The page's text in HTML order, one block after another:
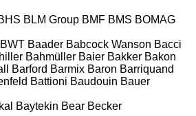
BLM Group BMF BMS BOMAG
BWT Baader Babcock Wanson Bacci
Bahmüller Baier Bakker Bakon
Barford Barmix Baron Barriquand
Battioni Baudouin Bauer
Baytekin Bear Becker